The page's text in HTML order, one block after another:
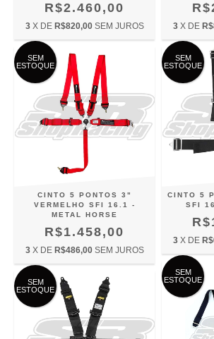
R$2.460,00
3 X DE R$820,00 SEM JUROS 3 X DE
SEM
ESTOQUE
CINTO 5 PONTOS 3"
VERMELHO SFI 16.1 -
METAL HORSE
R$1.458,00
3 X DE R$486,00 SEM JUROS
SEM
ESTOQUE
CINTO 5
SFI
3 X DE
SEM
ESTOQUE
SEM
ESTOQUE